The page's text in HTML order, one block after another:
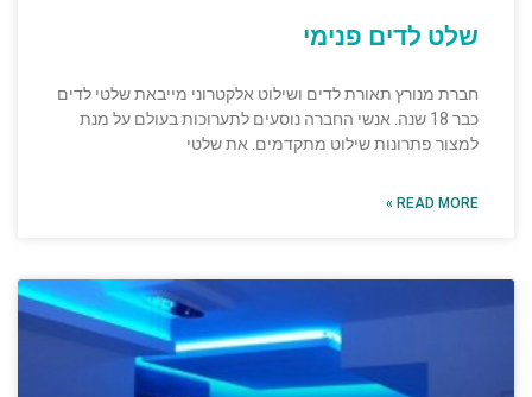
שלט לדים פנימי
חברת מנורץ תאורת לדים ושילוט אלקטרוני מייבאת שלטי לדים
כבר 18 שנה. אנשי החברה נוסעים לתערוכות בעולם על מנת
למצור פתרונות שילוט מתקדמים. את שלטי
READ MORE »